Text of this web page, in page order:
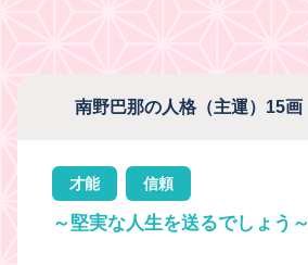
南野巴那の人格（主運）15画
才能 信頼
～堅実な人生を送るでしょう～